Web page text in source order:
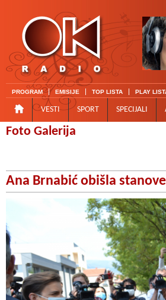
PROGRAM EMISIJE TOP LISTA PLAY
VESTI SPORT SPECIJALI
Foto Galerija
Ana Brnabić obišla